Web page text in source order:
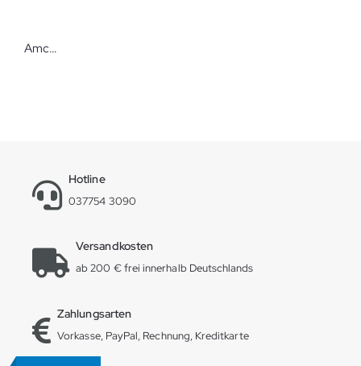
Amcor Selbstklebebeutel, 90x203 mm, ohne Falte, 200 St.
Hotline
037754 3090
Versandkosten
ab 200 € frei innerhalb Deutschlands
Zahlungsarten
Vorkasse, PayPal, Rechnung, Kreditkarte